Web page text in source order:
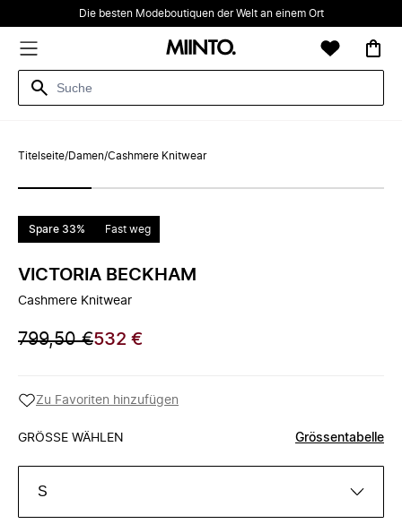
Die besten Modeboutiquen der Welt an einem Ort
Titelseite/Damen/Cashmere Knitwear
Spare 33% Fast weg
VICTORIA BECKHAM
Cashmere Knitwear
799,50 €532 €
Zu Favoriten hinzufügen
GRÖSSE WÄHLEN Grössentabelle
S